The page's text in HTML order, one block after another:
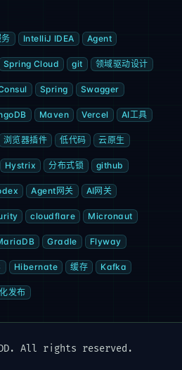
IntelliJ IDEA Agent
Spring Cloud git 领域驱动设计
Spring Swagger
Maven Vercel AI工具
浏览器插件 低代码 云原生
Hystrix 分布式锁 github
Agent网关 AI网关
cloudflare Micronaut
Gradle Flyway
Hibernate 缓存 Kafka
发布
All rights reserved.